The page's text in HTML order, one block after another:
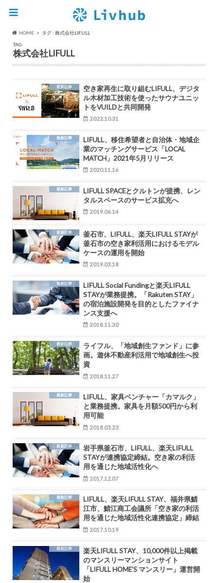
HOME
タグ : 株式会社LIFULL
TAG
株式会社LIFULL
最新記事
空き家再生に取り組むLIFULL、デジタ
ル木材加工技術を使ったサウナユニッ
トをVUILDと共同開発
2022.10.31
最新記事
LIFULL、移住希望者と自治体・地域企
業のマッチングサービス「LOCAL
MATCH」2021年5月リリース
2020.11.16
最新記事
LIFULL SPACEとクルトンが提携、レン
タルスペースのサービス拡充へ
2019.06.14
最新記事
釜石市、LIFULL、楽天LIFULL STAYが
釜石市の空き家利活用におけるモデル
ケースの運用を開始
2019.03.18
最新記事
LIFULL Social Fundingと楽天LIFULL
STAYが業務提携。「Rakuten STAY」
の宿泊施設開発を目的としたファイナ
ンス支援へ
2018.11.30
最新記事
ライフル、「地域創生ファンド」に参
画。遊休不動産利活用で地域創生へ投
資
2018.11.27
最新記事
LIFULL、家具ベンチャー「カマルク」
と業務提携。家具を月額500円から利
用可能
2018.03.23
最新記事
岩手県釜石市、LIFULL、楽天LIFULL
STAYが連携協定締結。空き家の利活
用を通じた地域活性化へ
2017.12.07
最新記事
LIFULL、楽天LIFULL STAY、福井県鯖
江市、鯖江商工会議所「空き家の利活
用を通じた地域活性化連携協定」締結
2017.10.19
最新記事
楽天LIFULL STAY、10,000件以上掲載
のマンスリーマンションサイト
「LIFULL HOME’S マンスリー」運営開
始